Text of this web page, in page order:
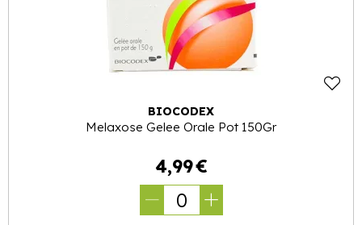
BIOCODEX
Melaxose Gelee Orale Pot 150Gr
4,99€
0